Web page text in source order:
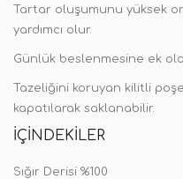
Tartar oluşumunu yüksek
yardımcı olur.
Günlük beslenmesine ek
Tazeliğini koruyan kilitli
kapatılarak saklanabilir.
İÇINDEKILER
Sığır Derisi %100